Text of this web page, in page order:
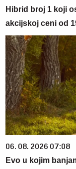
Hibrid broj 1 koji
akcijskoj ceni od
06. 08. 2026 07:08
Evo u kojim